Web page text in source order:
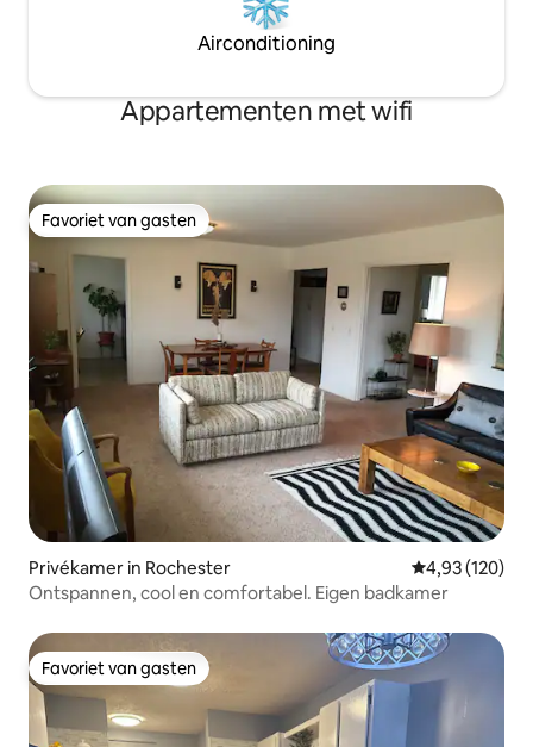
Airconditioning
Appartementen met wifi
Favoriet van gasten
Favoriet van gasten
Privékamer in Rochester Gemiddelde
4,93 (120)
Ontspannen, cool en comfortabel. Eigen badkamer
Favoriet van gasten
Favoriet van gasten